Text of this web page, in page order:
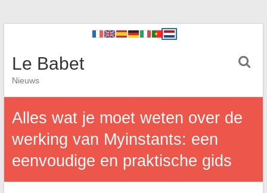
Le Babet
Nieuws
Alles wat je moet weten over de
werking van Myinstants: een
eenvoudige en praktische gids